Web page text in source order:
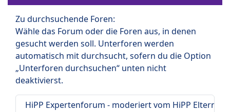
Zu durchsuchende Foren:
Wähle das Forum oder die Foren aus, in denen
gesucht werden soll. Unterforen werden
automatisch mit durchsucht, sofern du die Option
„Unterforen durchsuchen“ unten nicht
deaktivierst.